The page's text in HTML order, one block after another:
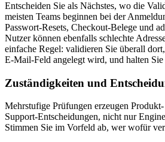
Entscheiden Sie als Nächstes, wo die
meisten Teams beginnen bei der
Passwort‑Resets, Checkout‑Belege und
Nutzer können ebenfalls schlechte
einfache Regel: validieren Sie überall
E‑Mail‑Feld angelegt wird, und halten
Zuständigkeiten und
Mehrstufige Prüfungen erzeugen
Support‑Entscheidungen, nicht nur
Stimmen Sie im Vorfeld ab, wer wofür